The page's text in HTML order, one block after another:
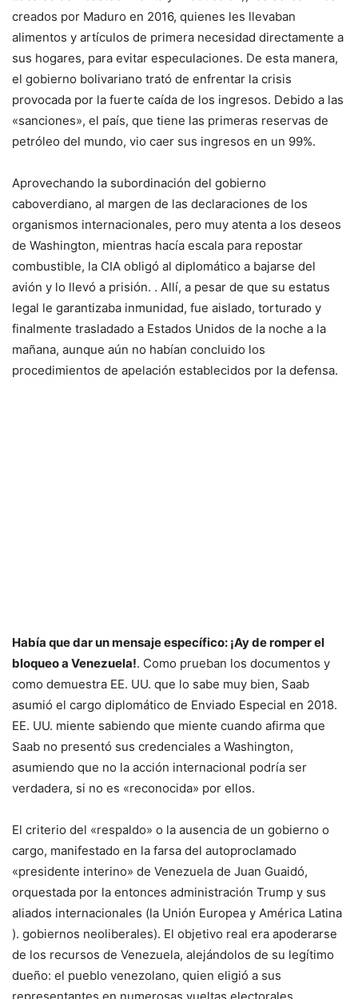
creados por Maduro en 2016, quienes les llevaban
alimentos y artículos de primera necesidad directamente a
sus hogares, para evitar especulaciones. De esta manera,
el gobierno bolivariano trató de enfrentar la crisis
provocada por la fuerte caída de los ingresos. Debido a las
«sanciones», el país, que tiene las primeras reservas de
petróleo del mundo, vio caer sus ingresos en un 99%.
Aprovechando la subordinación del gobierno
caboverdiano, al margen de las declaraciones de los
organismos internacionales, pero muy atenta a los deseos
de Washington, mientras hacía escala para repostar
combustible, la CIA obligó al diplomático a bajarse del
avión y lo llevó a prisión. . Allí, a pesar de que su estatus
legal le garantizaba inmunidad, fue aislado, torturado y
finalmente trasladado a Estados Unidos de la noche a la
mañana, aunque aún no habían concluido los
procedimientos de apelación establecidos por la defensa.
Había que dar un mensaje específico: ¡Ay de romper el
bloqueo a Venezuela!. Como prueban los documentos y
como demuestra EE. UU. que lo sabe muy bien, Saab
asumió el cargo diplomático de Enviado Especial en 2018.
EE. UU. miente sabiendo que miente cuando afirma que
Saab no presentó sus credenciales a Washington,
asumiendo que no la acción internacional podría ser
verdadera, si no es «reconocida» por ellos.
El criterio del «respaldo» o la ausencia de un gobierno o
cargo, manifestado en la farsa del autoproclamado
«presidente interino» de Venezuela de Juan Guaidó,
orquestada por la entonces administración Trump y sus
aliados internacionales (la Unión Europea y América Latina
). gobiernos neoliberales). El objetivo real era apoderarse
de los recursos de Venezuela, alejándolos de su legítimo
dueño: el pueblo venezolano, quien eligió a sus